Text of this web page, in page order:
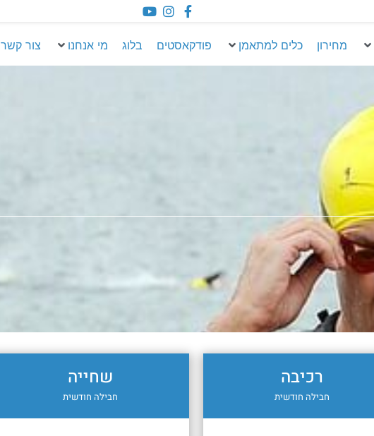
מחירון כלים למתאמן פודקאסטים בלוג מי אנחנו צור קשר
רכיבה
חבילה חודשית
שחייה
חבילה חודשית